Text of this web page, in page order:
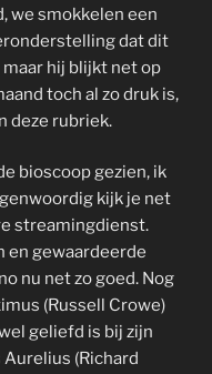
we smokkelen een
dat dit
hij blijkt net op
toch al zo druk is,
deze rubriek.
bioscoop gezien, ik
kijk je net
streamingdienst.
en gewaardeerde
nu net zo goed. Nog
(Russell Crowe)
geliefd is bij zijn
(Richard